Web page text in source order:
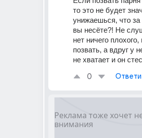
то это не будет
унижаешься, что за
вы несёте?! Не
нет ничего
позвать, а вдруг у
не хватает и он
0